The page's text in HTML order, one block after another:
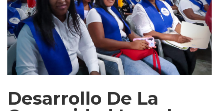
Desarrollo De La